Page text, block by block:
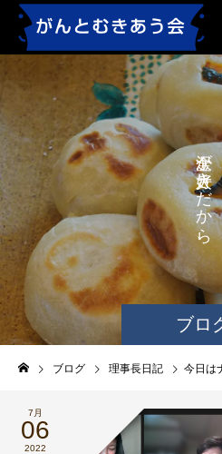
ブロ
が
き
だ
か
ら
、
が
き
ブログ 理事長日記 今日は
7月
06
2022